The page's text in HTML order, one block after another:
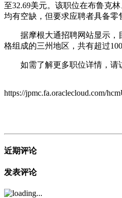
至32.69美元。该职位在布鲁克
均有空缺，但要求应聘者具备零
据摩根大通招聘网站显示，
格组成的三州地区，共有超过
如需了解更多职位详情，请
https://
近期评论
发表评论